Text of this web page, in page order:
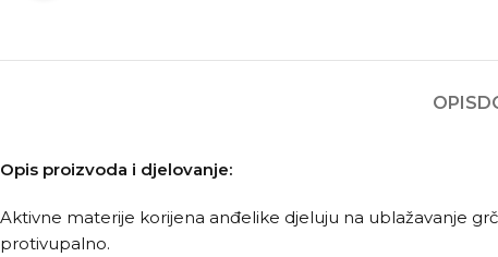
OPIS
Opis proizvoda i djelovanje:
Aktivne materije korijena anđelike djeluju na ublažavanje
protivupalno.